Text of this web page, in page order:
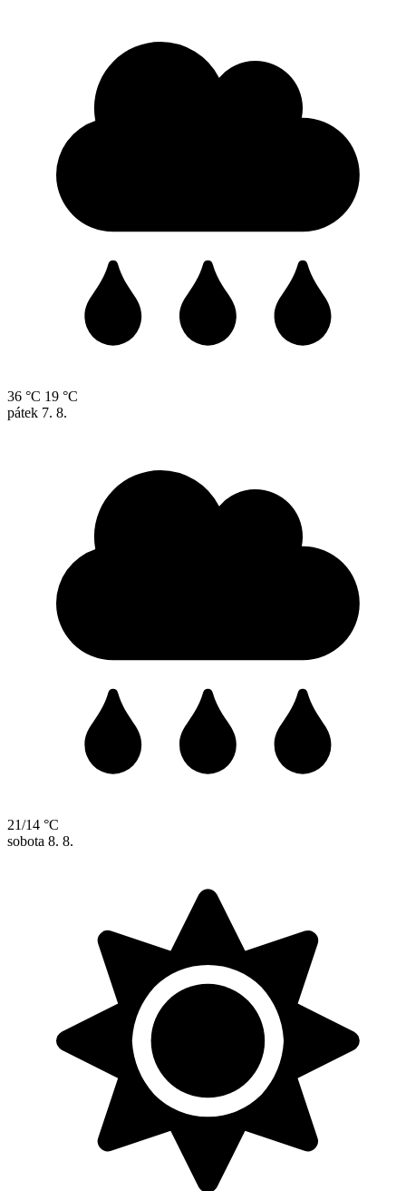
36 °C 19 °C
pátek 7. 8.
21/14 °C
sobota 8. 8.